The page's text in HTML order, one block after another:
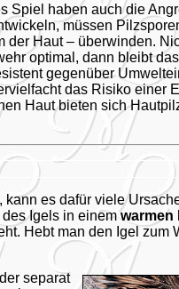
Spiel haben auch die
müssen
Haut – überwinden.
optimal, dann bleibt
gegenüber
das Risiko einer
Haut bieten sich
es dafür viele
des Igels in einemwarmen
Hebt man den Igel zum
separat